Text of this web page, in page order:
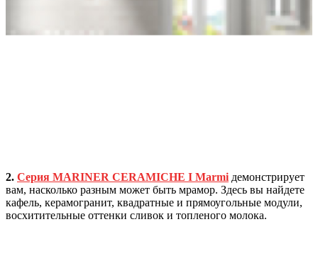
2. Серия MARINER CERAMICHE I Marmi демонстрирует
вам, насколько разным может быть мрамор. Здесь вы найдете
кафель, керамогранит, квадратные и прямоугольные модули,
восхитительные оттенки сливок и топленого молока.